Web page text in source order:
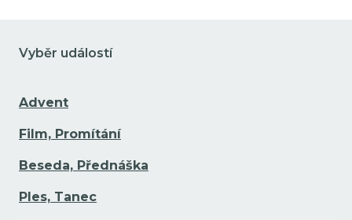
Vyběr událostí
Advent
Film, Promítání
Beseda, Přednáška
Ples, Tanec